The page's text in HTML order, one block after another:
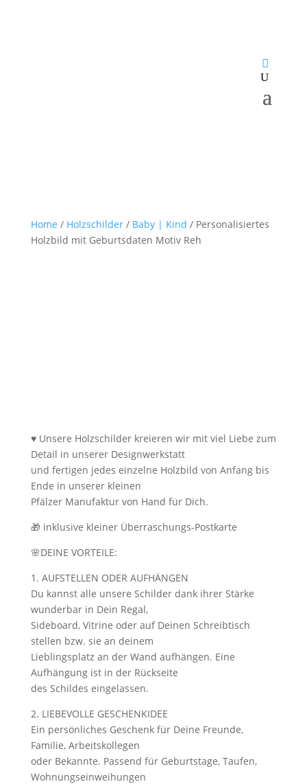
Home / Holzschilder/ Baby | Kind / Personalisiertes
Holzbild mit Geburtsdaten Motiv Reh
♥ Unsere Holzschilder kreieren wir mit viel Liebe zum
Detail in unserer Designwerkstatt
und fertigen jedes einzelne Holzbild von Anfang bis
Ende in unserer kleinen
Pfälzer Manufaktur von Hand für Dich.
🎁 inklusive kleiner Überraschungs-Postkarte
🌸DEINE VORTEILE:
1. AUFSTELLEN ODER AUFHÄNGEN
Du kannst alle unsere Schilder dank ihrer Stärke
wunderbar in Dein Regal,
Sideboard, Vitrine oder auf Deinen Schreibtisch
stellen bzw. sie an deinem
Lieblingsplatz an der Wand aufhängen. Eine
Aufhängung ist in der Rückseite
des Schildes eingelassen.
2. LIEBEVOLLE GESCHENKIDEE
Ein persönliches Geschenk für Deine Freunde,
Familie, Arbeitskollegen
oder Bekannte. Passend für Geburtstage, Taufen,
Wohnungseinweihungen